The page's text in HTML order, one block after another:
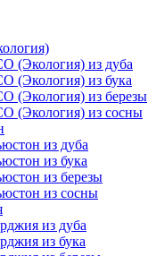
(Экология) из дуба
(Экология) из бука
(Экология) из березы
(Экология) из сосны
из дуба
из бука
из березы
из сосны
из дуба
из бука